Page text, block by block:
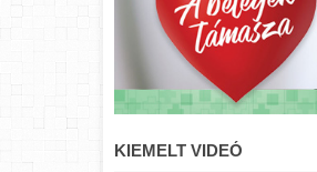
KIEMELT VIDEÓ